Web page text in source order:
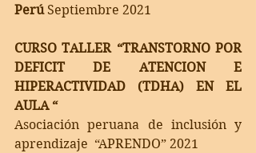
Perú Septiembre 2021
CURSO TALLER “TRANSTORNO POR
DEFICIT DE ATENCION E
HIPERACTIVIDAD (TDHA) EN EL
AULA “
Asociación peruana de inclusión y
aprendizaje  “APRENDO” 2021